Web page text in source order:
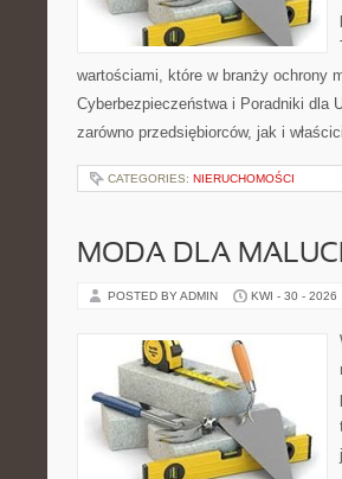
wartościami, które w branży ochrony
Cyberbezpieczeństwa i Poradniki dla
zarówno przedsiębiorców, jak i
CATEGORIES: NIERUCHOMOŚCI
MODA DLA
POSTED BY ADMIN KWI - 30 - 2026